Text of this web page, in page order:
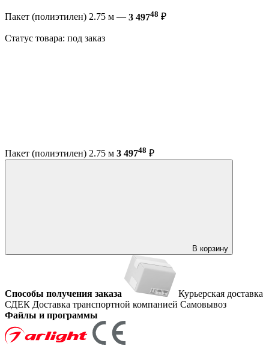
Пакет (полиэтилен) 2.75 м — 3 49748 ₽
Статус товара: под заказ
Пакет (полиэтилен) 2.75 м 3 49748 ₽
В корзину
Способы получения заказа
Курьерская доставка
СДЕК Доставка транспортной компанией Самовывоз
Файлы и программы